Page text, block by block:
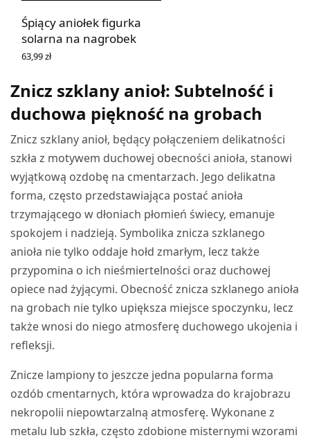
Śpiący aniołek figurka
solarna na nagrobek
63,99zł
Znicz szklany anioł: Subtelność i
duchowa piękność na grobach
Znicz szklany anioł, będący połączeniem delikatności
szkła z motywem duchowej obecności anioła, stanowi
wyjątkową ozdobę na cmentarzach. Jego delikatna
forma, często przedstawiająca postać anioła
trzymającego w dłoniach płomień świecy, emanuje
spokojem i nadzieją. Symbolika znicza szklanego
anioła nie tylko oddaje hołd zmarłym, lecz także
przypomina o ich nieśmiertelności oraz duchowej
opiece nad żyjącymi. Obecność znicza szklanego anioła
na grobach nie tylko upiększa miejsce spoczynku, lecz
także wnosi do niego atmosferę duchowego ukojenia i
refleksji.
Znicze lampiony to jeszcze jedna popularna forma
ozdób cmentarnych, która wprowadza do krajobrazu
nekropolii niepowtarzalną atmosferę. Wykonane z
metalu lub szkła, często zdobione misternymi wzorami